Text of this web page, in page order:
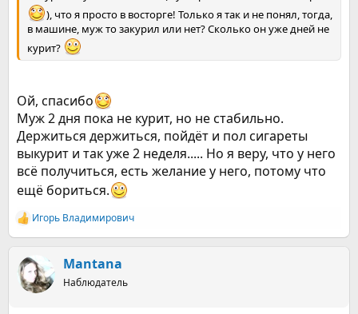
), что я просто в восторге! Только я так и не понял, тогда,
в машине, муж то закурил или нет? Сколько он уже дней не
курит?
Ой, спасибо
Муж 2 дня пока не курит, но не стабильно.
Держиться держиться, пойдёт и пол сигареты
выкурит и так уже 2 неделя..... Но я веру, что у него
всё получиться, есть желание у него, потому что
ещё бориться.
Р
е
к
ц
и
Игорь Владимирович
Mantana
Наблюдатель